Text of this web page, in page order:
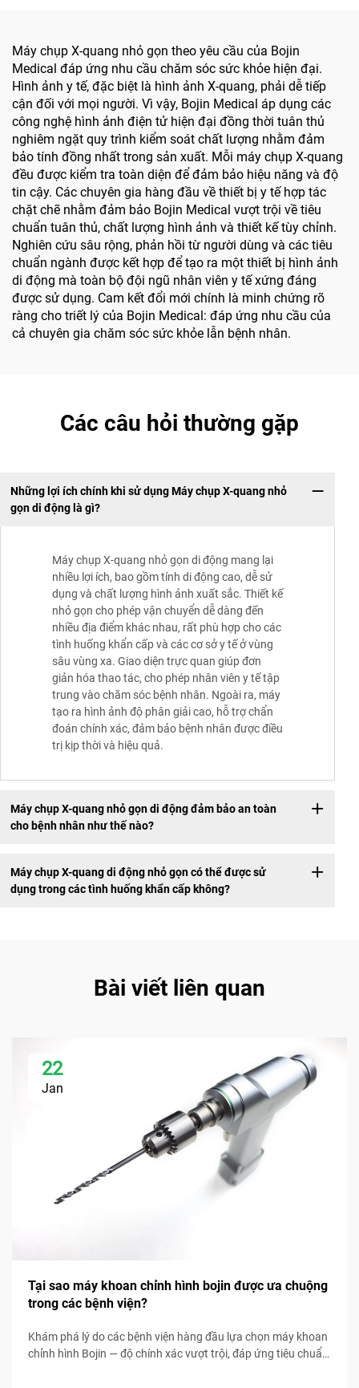
Máy chụp X-quang nhỏ gọn theo yêu cầu của Bojin
Medical đáp ứng nhu cầu chăm sóc sức khỏe hiện đại.
Hình ảnh y tế, đặc biệt là hình ảnh X-quang, phải dễ tiếp
cận đối với mọi người. Vì vậy, Bojin Medical áp dụng các
công nghệ hình ảnh điện tử hiện đại đồng thời tuân thủ
nghiêm ngặt quy trình kiểm soát chất lượng nhằm đảm
bảo tính đồng nhất trong sản xuất. Mỗi máy chụp X-quang
đều được kiểm tra toàn diện để đảm bảo hiệu năng và độ
tin cậy. Các chuyên gia hàng đầu về thiết bị y tế hợp tác
chặt chẽ nhằm đảm bảo Bojin Medical vượt trội về tiêu
chuẩn tuân thủ, chất lượng hình ảnh và thiết kế tùy chỉnh.
Nghiên cứu sâu rộng, phản hồi từ người dùng và các tiêu
chuẩn ngành được kết hợp để tạo ra một thiết bị hình ảnh
di động mà toàn bộ đội ngũ nhân viên y tế xứng đáng
được sử dụng. Cam kết đổi mới chính là minh chứng rõ
ràng cho triết lý của Bojin Medical: đáp ứng nhu cầu của
cả chuyên gia chăm sóc sức khỏe lẫn bệnh nhân.
Các câu hỏi thường gặp
Những lợi ích chính khi sử dụng Máy chụp X-quang nhỏ
gọn di động là gì?
Máy chụp X-quang nhỏ gọn di động mang lại
nhiều lợi ích, bao gồm tính di động cao, dễ sử
dụng và chất lượng hình ảnh xuất sắc. Thiết kế
nhỏ gọn cho phép vận chuyển dễ dàng đến
nhiều địa điểm khác nhau, rất phù hợp cho các
tình huống khẩn cấp và các cơ sở y tế ở vùng
sâu vùng xa. Giao diện trực quan giúp đơn
giản hóa thao tác, cho phép nhân viên y tế tập
trung vào chăm sóc bệnh nhân. Ngoài ra, máy
tạo ra hình ảnh độ phân giải cao, hỗ trợ chẩn
đoán chính xác, đảm bảo bệnh nhân được điều
trị kịp thời và hiệu quả.
Máy chụp X-quang nhỏ gọn di động đảm bảo an toàn
cho bệnh nhân như thế nào?
Máy chụp X-quang di động nhỏ gọn có thể được sử
dụng trong các tình huống khẩn cấp không?
Bài viết liên quan
22
Jan
Tại sao máy khoan chỉnh hình bojin được ưa chuộng
trong các bệnh viện?
Khám phá lý do các bệnh viện hàng đầu lựa chọn máy khoan
chỉnh hình Bojin — độ chính xác vượt trội, đáp ứng tiêu chuẩn